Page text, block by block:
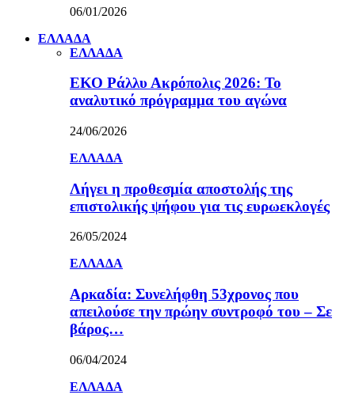
06/01/2026
ΕΛΛΑΔΑ
ΕΛΛΑΔΑ
ΕΚΟ Ράλλυ Ακρόπολις 2026: Το
αναλυτικό πρόγραμμα του αγώνα
24/06/2026
ΕΛΛΑΔΑ
Λήγει η προθεσμία αποστολής της
επιστολικής ψήφου για τις ευρωεκλογές
26/05/2024
ΕΛΛΑΔΑ
Αρκαδία: Συνελήφθη 53χρονος που
απειλούσε την πρώην συντροφό του – Σε
βάρος…
06/04/2024
ΕΛΛΑΔΑ